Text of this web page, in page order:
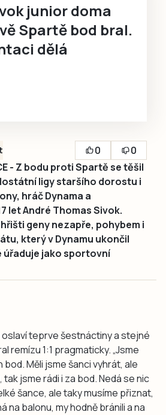
junior doma
Spartě bod bral.
dělá
0
0
- Z bodu proti Spartě se těšil
ligy staršího dorostu i
hráč Dynama a
let André Thomas Sivok.
geny nezapře, pohybem i
který v Dynamu ukončil
úřaduje jako sportovní
oslaví teprve šestnáctiny a stejné
remízu 1:1 pragmaticky. „Jsme
bod. Měli jsme šanci vyhrát, ale
jsme rádi i za bod. Nedá se nic
šance, ale taky musíme přiznat,
na balonu, my hodně bránili a na